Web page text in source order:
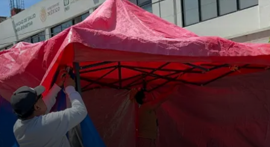
es
Oaxaca